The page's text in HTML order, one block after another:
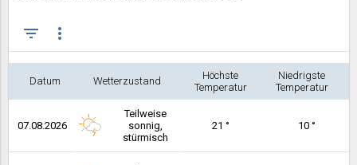
filter_list more_vert
Datum Wetterzustand
Höchste
Temperatur
Niedrigste
Temperatur
07.08.2026
Teilweise
sonnig,
stürmisch
21 ° 10 °